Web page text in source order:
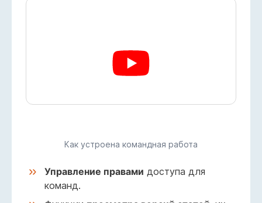
Как устроена командная работа
Управление правами доступа для
команд.